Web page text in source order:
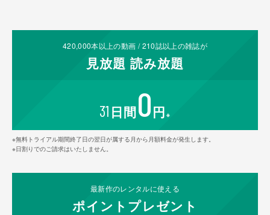
420,000本以上の動画 /210誌以上の雑誌が
見放題 読み放題
31 日間0円 ※
※無料トライアル期間終了日の翌日が属する月から月額料金が発生します。
※日割りでのご請求はいたしません。
最新作のレンタルに使える
ポイント プレゼント